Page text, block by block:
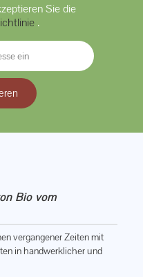
Sie die
.
Bio vom
vergangener Zeiten mit
in handwerklicher und